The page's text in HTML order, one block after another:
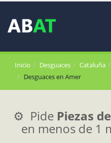
Inicio Desguaces Cataluña
Desguaces en Amer
⚙️ Pide Piezas
en menos de 1